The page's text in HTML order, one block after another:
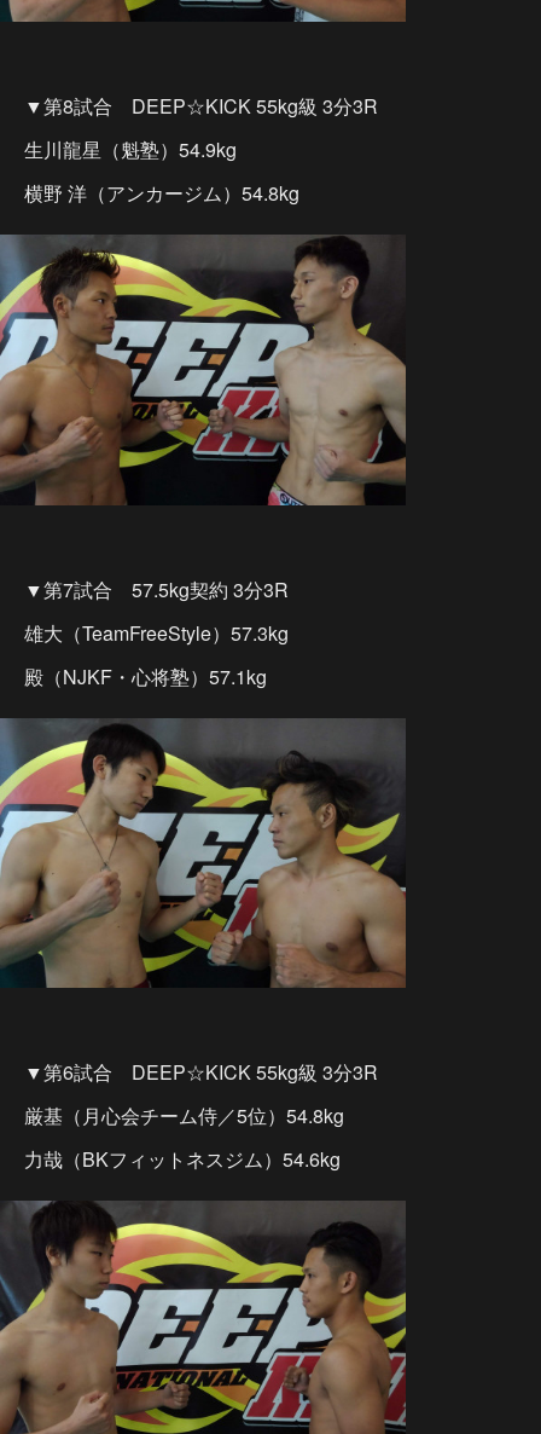
▼第8試合 DEEP☆KICK 55kg級 3分3R
生川龍星（魁塾）54.9kg
横野 洋（アンカージム）54.8kg
▼第7試合 57.5kg契約 3分3R
雄大（TeamFreeStyle）57.3kg
殿（NJKF・心将塾）57.1kg
▼第6試合 DEEP☆KICK 55kg級 3分3R
厳基（月心会チーム侍／5位）54.8kg
力哉（BKフィットネスジム）54.6kg